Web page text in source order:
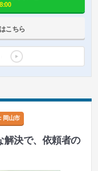
こちら
岡山市
解決で、依頼者の